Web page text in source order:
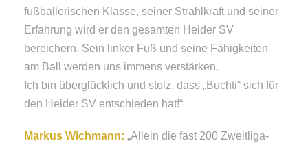
fußballerischen Klasse, seiner Strahlkraft und seiner
Erfahrung wird er den gesamten Heider SV
bereichern. Sein linker Fuß und seine Fähigkeiten
am Ball werden uns immens verstärken.
Ich bin überglücklich und stolz, dass „Buchti“ sich für
den Heider SV entschieden hat!“
Markus Wichmann: „Allein die fast 200 Zweitliga-